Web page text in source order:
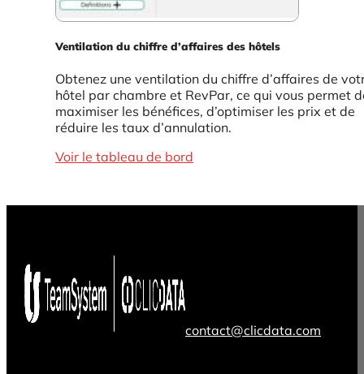
Ventilation du chiffre d’affaires des hôtels
Obtenez une ventilation du chiffre d’affaires de
hôtel par chambre et RevPar, ce qui vous permet
maximiser les bénéfices, d’optimiser les prix et de
réduire les taux d’annulation.
Voir le tableau de bord
contact@clicdata.com